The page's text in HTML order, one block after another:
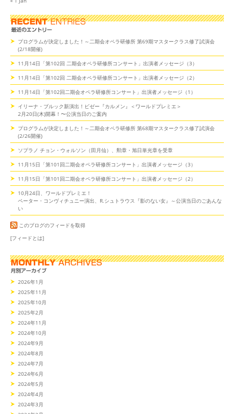
プログラムが決定しました！～二期会オペラ研修所 第69期マスタークラス修了試演会
(2/18開催)
11月14日「第102回 二期会オペラ研修所コンサート」出演者メッセージ（3）
11月14日「第102回 二期会オペラ研修所コンサート」出演者メッセージ（2）
11月14日「第102回二期会オペラ研修所コンサート」出演者メッセージ（1）
イリーナ・ブルック新演出！ビゼー『カルメン』＜ワールドプレミエ＞
2月20日(木)開幕！〜公演当日のご案内
プログラムが決定しました！～二期会オペラ研修所 第68期マスタークラス修了試演会
(2/26開催)
ソプラノ チョン・ウォルソン（田月仙）、勲章・旭日単光章を受章
11月15日「第101回二期会オペラ研修所コンサート」出演者メッセージ（3）
11月15日「第101回二期会オペラ研修所コンサート」出演者メッセージ（2）
10月24日、ワールドプレミエ！
ペーター・コンヴィチュニー演出、R.シュトラウス『影のない女』～公演当日のごあんな
い
このブログのフィードを取得
[フィードとは]
2026年1月
2025年11月
2025年10月
2025年2月
2024年11月
2024年10月
2024年9月
2024年8月
2024年7月
2024年6月
2024年5月
2024年4月
2024年3月